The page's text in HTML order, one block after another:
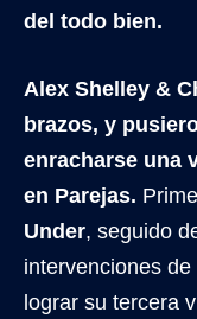
del todo bien.
Alex Shelley &
brazos, y
enracharse una
en Parejas.
Under, seguido
intervenciones
lograr su tercera